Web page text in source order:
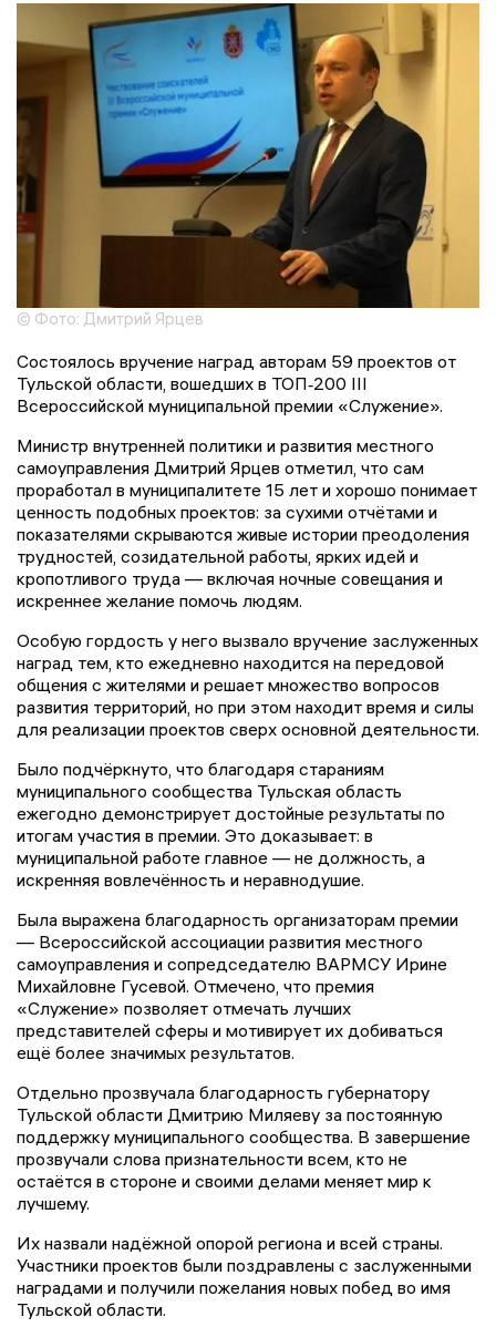
© Фото: Дмитрий Ярцев
Состоялось вручение наград авторам 59 проектов от
Тульской области, вошедших в ТОП‑200 III
Всероссийской муниципальной премии «Служение».
Министр внутренней политики и развития местного
самоуправления Дмитрий Ярцев отметил, что сам
проработал в муниципалитете 15 лет и хорошо понимает
ценность подобных проектов: за сухими отчётами и
показателями скрываются живые истории преодоления
трудностей, созидательной работы, ярких идей и
кропотливого труда — включая ночные совещания и
искреннее желание помочь людям.
Особую гордость у него вызвало вручение заслуженных
наград тем, кто ежедневно находится на передовой
общения с жителями и решает множество вопросов
развития территорий, но при этом находит время и силы
для реализации проектов сверх основной деятельности.
Было подчёркнуто, что благодаря стараниям
муниципального сообщества Тульская область
ежегодно демонстрирует достойные результаты по
итогам участия в премии. Это доказывает: в
муниципальной работе главное — не должность, а
искренняя вовлечённость и неравнодушие.
Была выражена благодарность организаторам премии
— Всероссийской ассоциации развития местного
самоуправления и сопредседателю ВАРМСУ Ирине
Михайловне Гусевой. Отмечено, что премия
«Служение» позволяет отмечать лучших
представителей сферы и мотивирует их добиваться
ещё более значимых результатов.
Отдельно прозвучала благодарность губернатору
Тульской области Дмитрию Миляеву за постоянную
поддержку муниципального сообщества. В завершение
прозвучали слова признательности всем, кто не
остаётся в стороне и своими делами меняет мир к
лучшему.
Их назвали надёжной опорой региона и всей страны.
Участники проектов были поздравлены с заслуженными
наградами и получили пожелания новых побед во имя
Тульской области.